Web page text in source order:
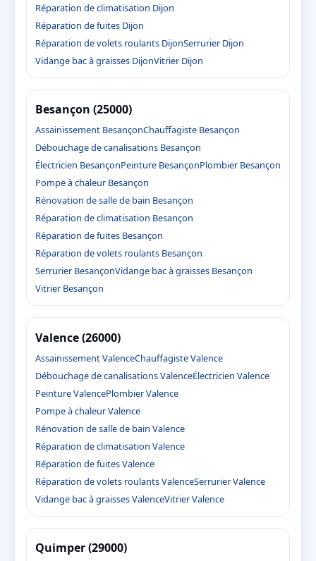
Réparation de climatisation Dijon
Réparation de fuites Dijon
Réparation de volets roulants DijonSerrurier Dijon
Vidange bac à graisses DijonVitrier Dijon
Besançon (25000)
Assainissement BesançonChauffagiste Besançon
Débouchage de canalisations Besançon
Électricien BesançonPeinture BesançonPlombier Besançon
Pompe à chaleur Besançon
Rénovation de salle de bain Besançon
Réparation de climatisation Besançon
Réparation de fuites Besançon
Réparation de volets roulants Besançon
Serrurier BesançonVidange bac à graisses Besançon
Vitrier Besançon
Valence (26000)
Assainissement ValenceChauffagiste Valence
Débouchage de canalisations ValenceÉlectricien Valence
Peinture ValencePlombier Valence
Pompe à chaleur Valence
Rénovation de salle de bain Valence
Réparation de climatisation Valence
Réparation de fuites Valence
Réparation de volets roulants ValenceSerrurier Valence
Vidange bac à graisses ValenceVitrier Valence
Quimper (29000)